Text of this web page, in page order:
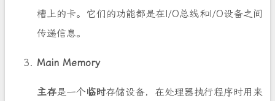
槽上的卡。它们的功能都是在I/O总线和I/O设备之间
传递信息。
Main Memory
主存是一个临时存储设备，在处理器执行程序时用来